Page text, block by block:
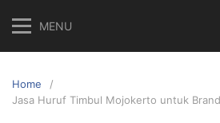
content
MENU
Home
Jasa Huruf Timbul Mojokerto untuk